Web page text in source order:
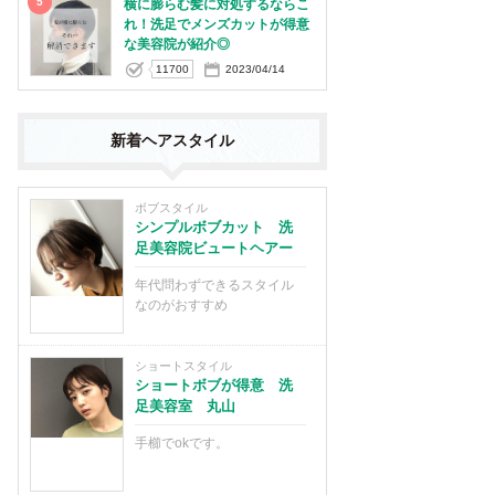
横に膨らむ髪に対処するならこ
れ！洗足でメンズカットが得意
な美容院が紹介◎
11700 2023/04/14
新着ヘアスタイル
ボブスタイル
シンプルボブカット 洗
足美容院ビュートヘアー
年代問わずできるスタイル
なのがおすすめ
ショートスタイル
ショートボブが得意 洗
足美容室 丸山
手櫛でokです。